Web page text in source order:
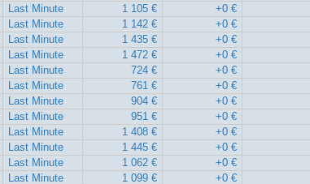
Last Minute 1 105 € +0 €
Last Minute 1 142 € +0 €
Last Minute 1 435 € +0 €
Last Minute 1 472 € +0 €
Last Minute 724 € +0 €
Last Minute 761 € +0 €
Last Minute 904 € +0 €
Last Minute 951 € +0 €
Last Minute 1 408 € +0 €
Last Minute 1 445 € +0 €
Last Minute 1 062 € +0 €
Last Minute 1 099 € +0 €